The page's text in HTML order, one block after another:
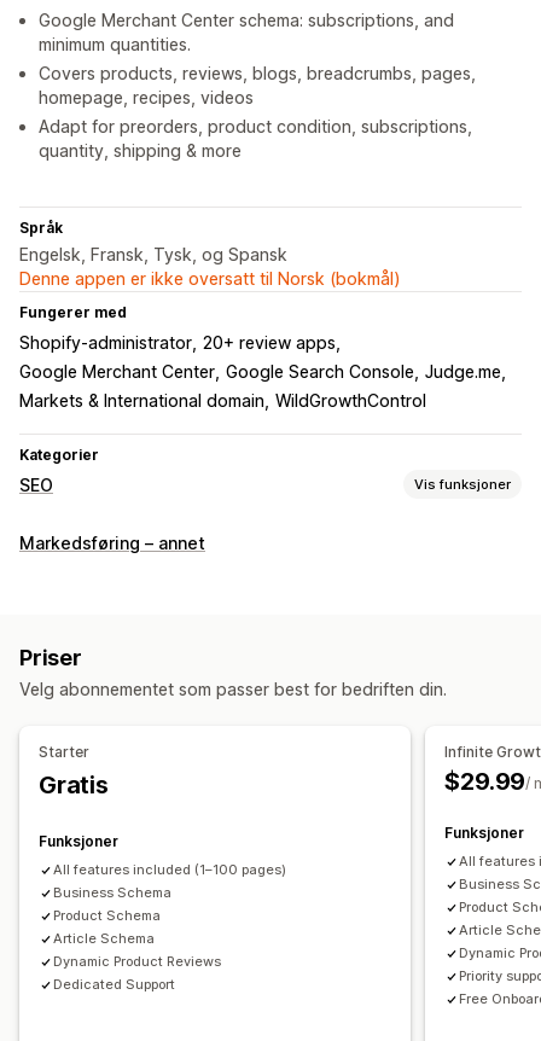
Google Merchant Center schema: subscriptions, and
minimum quantities.
Covers products, reviews, blogs, breadcrumbs, pages,
homepage, recipes, videos
Adapt for preorders, product condition, subscriptions,
quantity, shipping & more
Språk
Engelsk, Fransk, Tysk, og Spansk
Denne appen er ikke oversatt til Norsk (bokmål)
Fungerer med
Shopify-administrator 20+ review apps
Google Merchant Center Google Search Console Judge.me
Markets & International domain WildGrowthControl
Kategorier
SEO Vis funksjoner
SEO-verktøy
Innholdsoptimalisering
Temaoptimalisering
Overvåkning av ytelse
SEO-poeng
Innsikt og tips
Konverteringssporing
Testing
Markedsføring – annet
Priser
Velg abonnementet som passer best for bedriften din.
Starter
Gratis
Funksjoner
All features included (1–100 pages)
Business Schema
Product Schema
Article Schema
Dynamic Product Reviews
Dedicated Support
Infinite
$29.99/
Funksjoner
All features
Business
Product
Article
Dynamic
Priority
Free